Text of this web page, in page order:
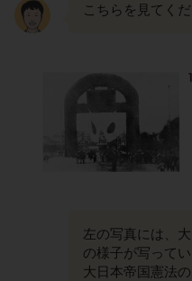
こちらを見てくだ
左の写真には、
の様子が写ってい
大日本帝国憲法の